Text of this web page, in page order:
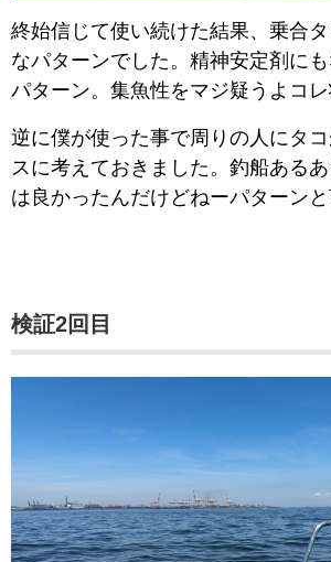
終始信じて使い続けた結果、乗合
なパターンでした。精神安定剤に
パターン。集魚性をマジ疑うよコ
逆に僕が使った事で周りの人にタ
スに考えておきました。釣船ある
は良かったんだけどねーパターンと
検証2回目